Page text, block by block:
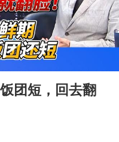
团短，回去翻